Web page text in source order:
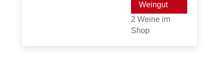
Weingut
2 Weine im
Shop